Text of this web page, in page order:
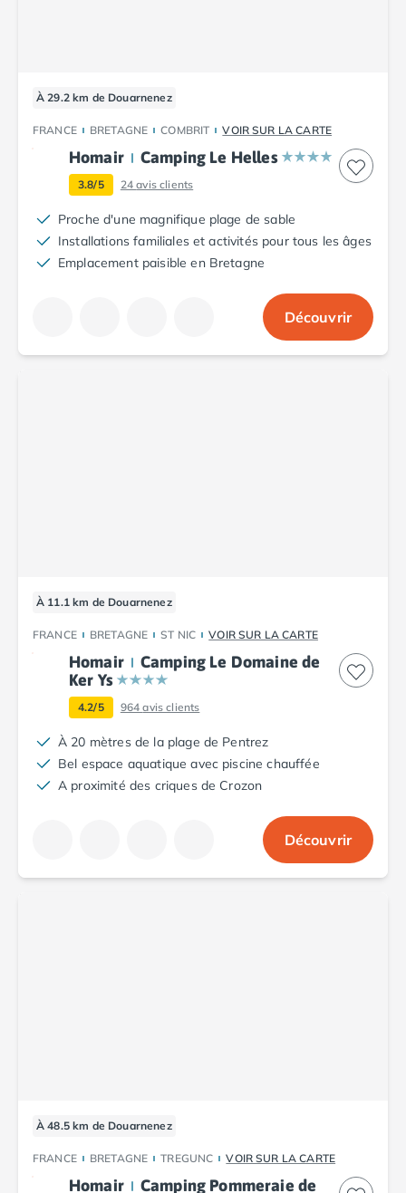
Camping Dinard
Camping Saint-Malo
Camping Morbihan
Camping Auray
Camping Carnac
Camping La Trinité sur Mer
Camping Locmariaquer
Camping Penestin
Camping Quiberon
Camping Ardennes
Camping Clairvaux-les-Lacs
Camping Eure
Camping Ile-de-France
Camping Essonne
Camping Seine-et-Marne
Camping Val d'Oise
Camping Val-de-Marne
Camping Languedoc-Roussillon
Camping Aude
Camping Gard
Camping Sète
Camping Vias-Plage
Camping Pyrénées-Orientales
À 29.2 km de Douarnenez
FRANCE BRETAGNE COMBRIT VOIR SUR LA CARTE
Homair Camping Le Helles
3.8/5 24avis clients
Proche d'une magnifique plage de sable
Installations familiales et activités pour tous les âges
Emplacement paisible en Bretagne
Découvrir
À 11.1 km de Douarnenez
FRANCE BRETAGNE ST NIC VOIR SUR LA CARTE
Homair
Camping Le Domaine de
Ker Ys
4.2/5 964avis clients
À 20 mètres de la plage de Pentrez
Bel espace aquatique avec piscine chauffée
A proximité des criques de Crozon
Découvrir
À 48.5 km de Douarnenez
FRANCE BRETAGNE TREGUNC VOIR SUR LA CARTE
Homair Camping Pommeraie de